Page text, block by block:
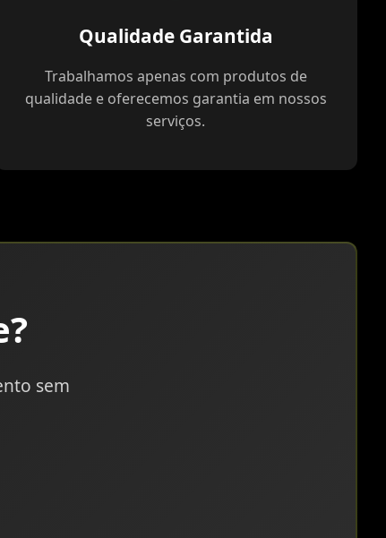
Qualidade Garantida
Trabalhamos apenas com produtos de
qualidade e oferecemos garantia em nossos
serviços.
sem